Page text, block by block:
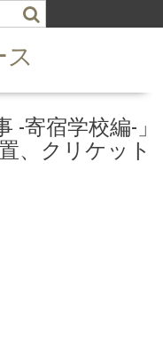
-寄宿学校編-」
、クリケット